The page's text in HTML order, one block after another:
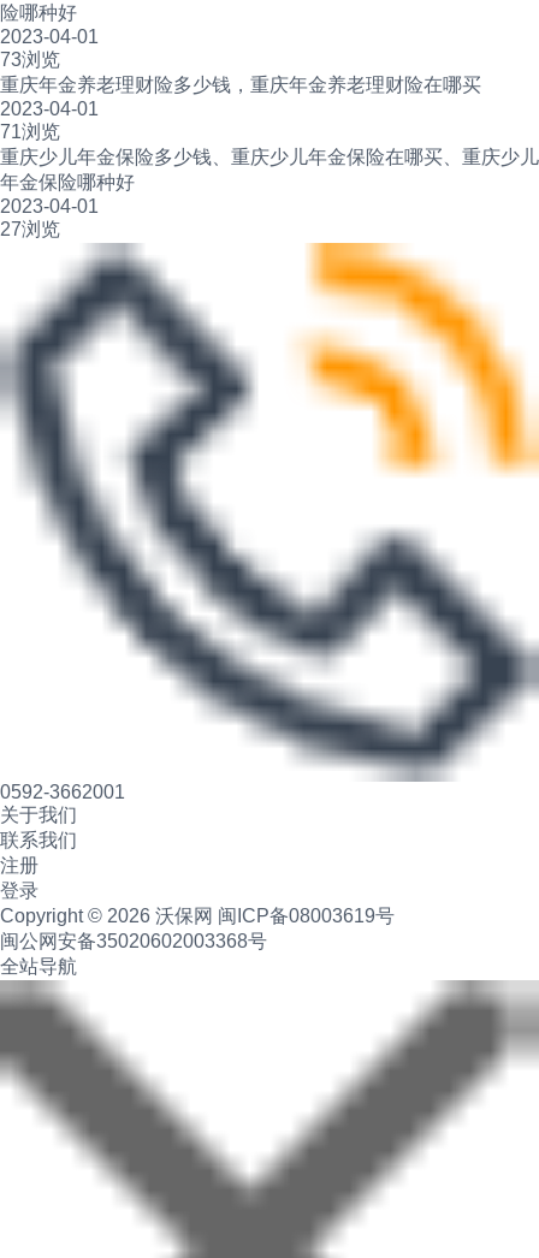
险哪种好
2023-04-01
73浏览
重庆年金养老理财险多少钱，重庆年金养老理财险在哪买
2023-04-01
71浏览
重庆少儿年金保险多少钱、重庆少儿年金保险在哪买、重庆少儿
年金保险哪种好
2023-04-01
27浏览
0592-3662001
关于我们
联系我们
注册
登录
Copyright © 2026 沃保网 闽ICP备08003619号
闽公网安备35020602003368号
全站导航